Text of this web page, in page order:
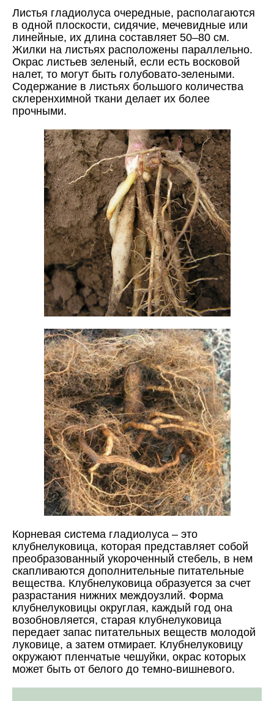
Листья гладиолуса очередные, располагаются
в одной плоскости, сидячие, мечевидные или
линейные, их длина составляет 50–80 см.
Жилки на листьях расположены параллельно.
Окрас листьев зеленый, если есть восковой
налет, то могут быть голубовато-зелеными.
Содержание в листьях большого количества
склеренхимной ткани делает их более
прочными.
Корневая система гладиолуса – это
клубнелуковица, которая представляет собой
преобразованный укороченный стебель, в нем
скапливаются дополнительные питательные
вещества. Клубнелуковица образуется за счет
разрастания нижних междоузлий. Форма
клубнелуковицы округлая, каждый год она
возобновляется, старая клубнелуковица
передает запас питательных веществ молодой
луковице, а затем отмирает. Клубнелуковицу
окружают пленчатые чешуйки, окрас которых
может быть от белого до темно-вишневого.